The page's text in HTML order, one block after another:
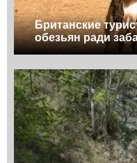
Британские
обезьян ради